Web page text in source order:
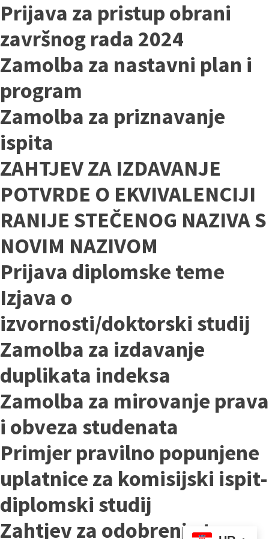
Prijava za pristup obrani
završnog rada 2024
Zamolba za nastavni plan i
program
Zamolba za priznavanje
ispita
ZAHTJEV ZA IZDAVANJE
POTVRDE O EKVIVALENCIJI
RANIJE STEČENOG NAZIVA S
NOVIM NAZIVOM
Prijava diplomske teme
Izjava o
izvornosti/doktorski studij
Zamolba za izdavanje
duplikata indeksa
Zamolba za mirovanje prava
i obveza studenata
Primjer pravilno popunjene
uplatnice za komisijski ispit-
diplomski studij
Zahtjev za odobrenje teme